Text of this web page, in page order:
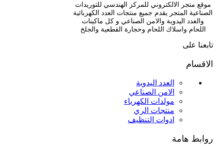
موقع متجر الالكتروني للمركز الهندسي للتوريدات
الصناعية المتجر يقدم جميع منتجات العدد الكهربائية
والعدد اليدوية والامن الصناعي و كل ماكينات
اللحام واسلاك اللحام وحجارة القطعية والجلخ
تابعنا على
الاقسام
العدد اليدوية
الامن الصناعي
مولدات الكهرباء
منتجات الري
ادوات التنظيف
روابط هامة